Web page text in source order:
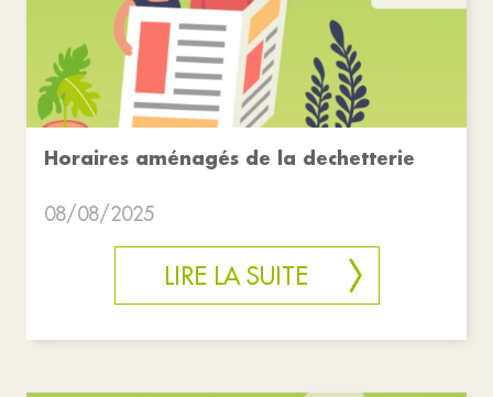
Horaires aménagés de la dechetterie
08/08/2025
LIRE LA SUITE